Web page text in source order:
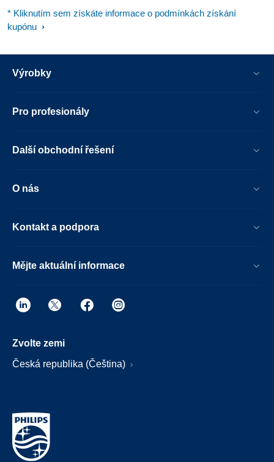
* Kliknutím sem získáte informace o podmínkách získání
kupónu
Výrobky
Pro profesionály
Další obchodní řešení
O nás
Kontakt a podpora
Mějte aktuální informace
Zvolte zemi
Česká republika (Čeština)